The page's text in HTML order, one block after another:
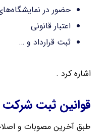
حضور در
اعتبار قانونی
ثبت قرارداد و …
اشاره کرد .
قوانین ثبت شرکت
طبق آخرین مصوبات و